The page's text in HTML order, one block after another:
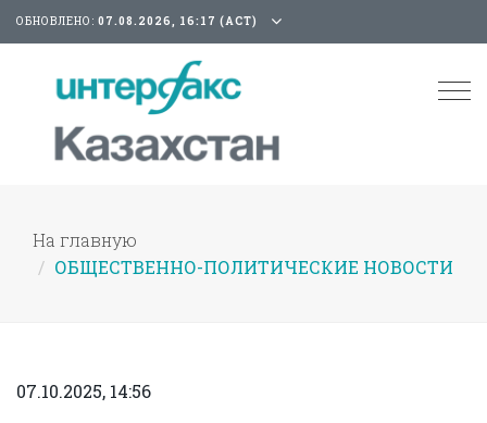
ОБНОВЛЕНО: 07.08.2026, 16:17 (АСТ)
На главную
ОБЩЕСТВЕННО-ПОЛИТИЧЕСКИЕ НОВОСТИ
07.10.2025, 14:56